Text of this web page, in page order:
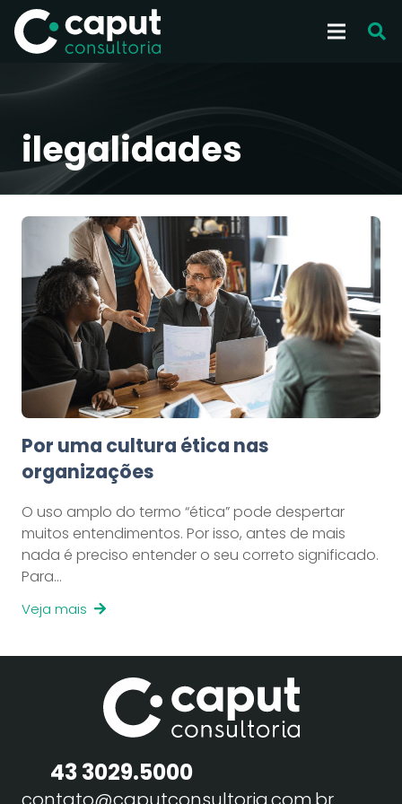
ilegalidades
Por uma cultura ética nas
organizações
O uso amplo do termo “ética” pode despertar
muitos entendimentos. Por isso, antes de mais
nada é preciso entender o seu correto significado.
Para…
Veja mais
43 3029.5000